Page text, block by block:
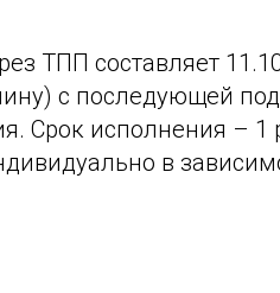
ТПП составляет
с последующей
Срок исполнения – 1
в